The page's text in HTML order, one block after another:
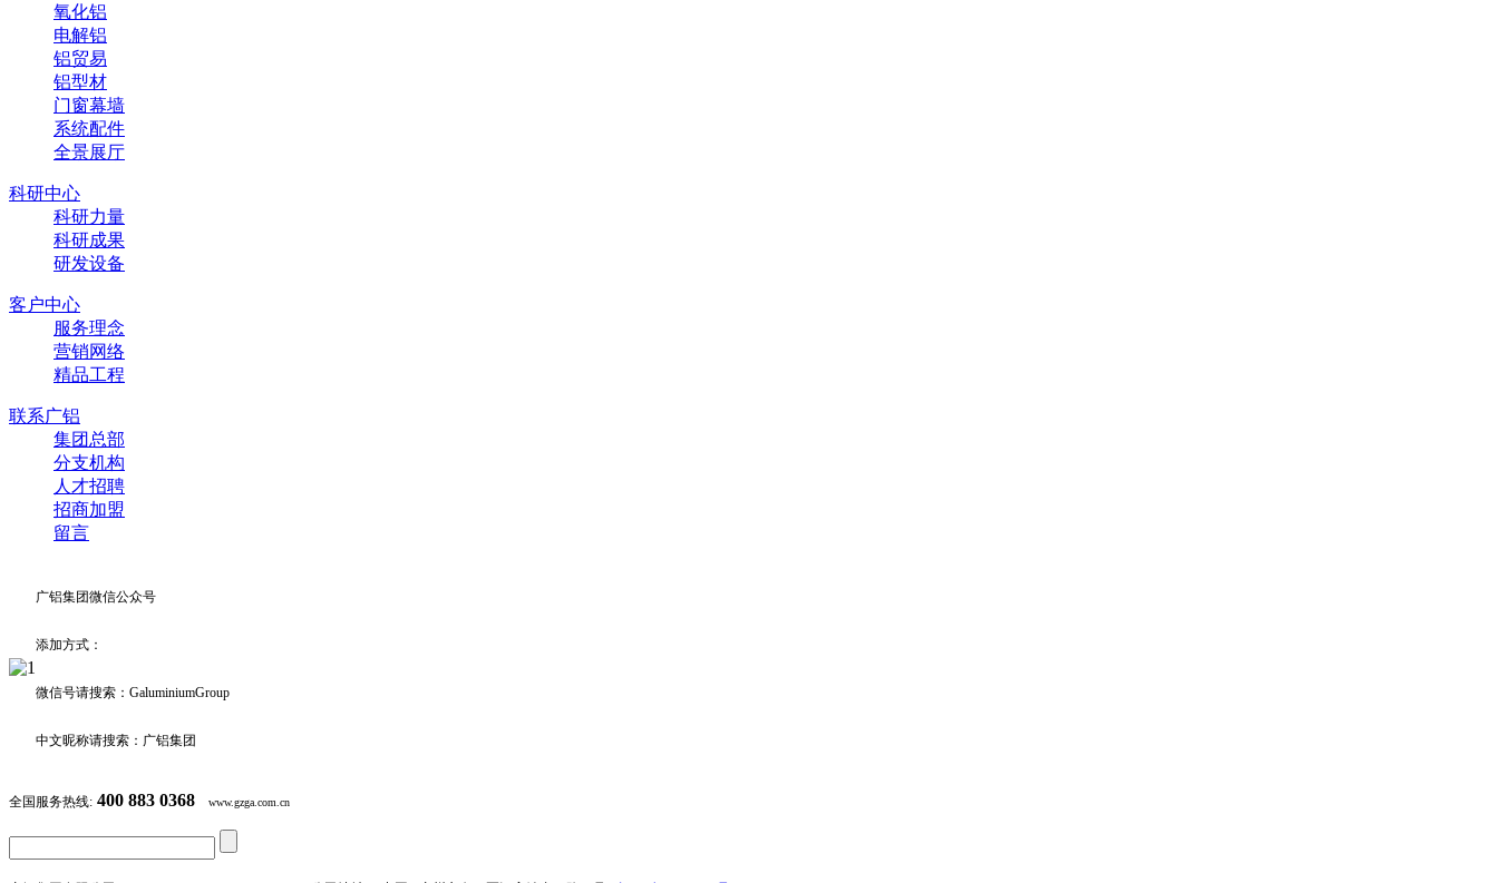
氧化铝
电解铝
铝贸易
铝型材
门窗幕墙
系统配件
全景展厅
科研中心
科研力量
科研成果
研发设备
客户中心
服务理念
营销网络
精品工程
联系广铝
集团总部
分支机构
人才招聘
招商加盟
留言
广铝集团微信公众号
添加方式：
微信号请搜索：GaluminiumGroup
中文昵称请搜索：广铝集团
全国服务热线: 400 883 0368 www.gzga.com.cn